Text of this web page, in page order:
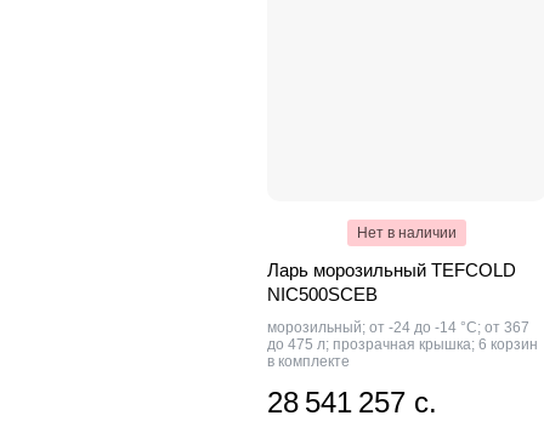
Нет в наличии
Ларь морозильный TEFCOLD
NIC500SCEB
морозильный; от -24 до -14 °С; от 367
до 475 л; прозрачная крышка; 6 корзин
в комплекте
28 541 257 с.